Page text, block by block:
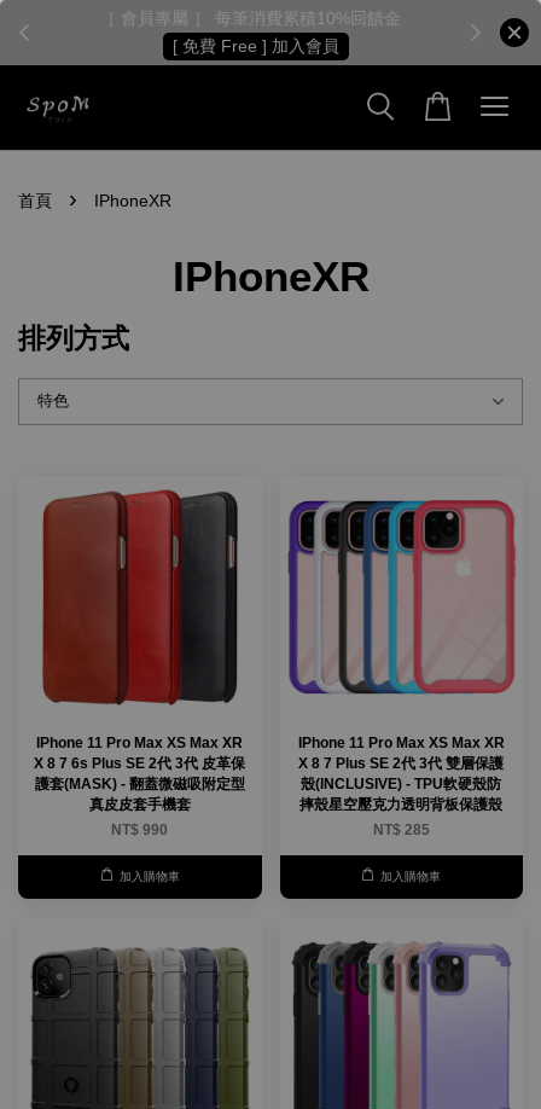
［ 會員專屬 ］ 每筆消費累積10%回饋金
[ 免費 Free ] 加入會員
首頁 › IPhoneXR
IPhoneXR
排列方式
IPhone 11 Pro Max XS Max XR
X 8 7 6s Plus SE 2代 3代 皮革保
護套(MASK) - 翻蓋微磁吸附定型
真皮皮套手機套
NT$ 990
加入購物車
IPhone 11 Pro Max XS Max XR
X 8 7 Plus SE 2代 3代 雙層保護
殼(INCLUSIVE) - TPU軟硬殼防
摔殼星空壓克力透明背板保護殼
NT$ 285
加入購物車